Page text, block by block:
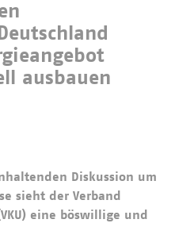
ausbauen
Diskussion um
sieht der Verband
eine böswillige und